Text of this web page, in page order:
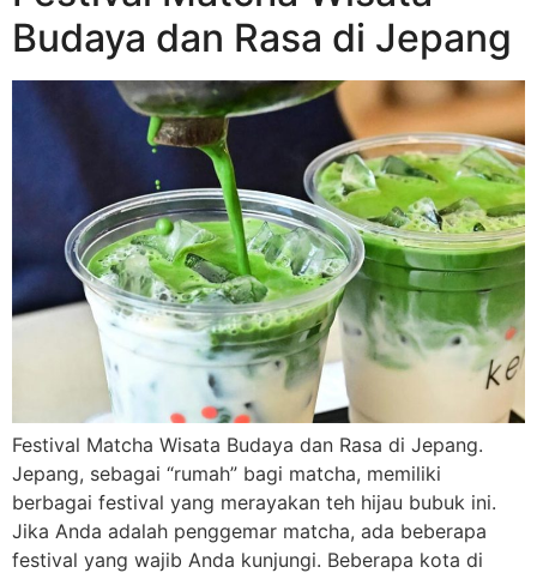
Budaya dan Rasa di Jepang
Festival Matcha Wisata Budaya dan Rasa di Jepang.
Jepang, sebagai “rumah” bagi matcha, memiliki
berbagai festival yang merayakan teh hijau bubuk ini.
Jika Anda adalah penggemar matcha, ada beberapa
festival yang wajib Anda kunjungi. Beberapa kota di